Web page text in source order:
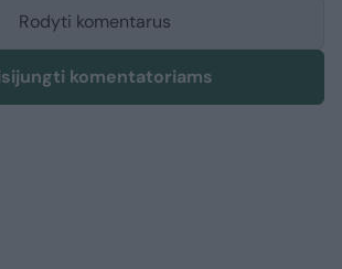
Rodyti komentarus
komentatoriams